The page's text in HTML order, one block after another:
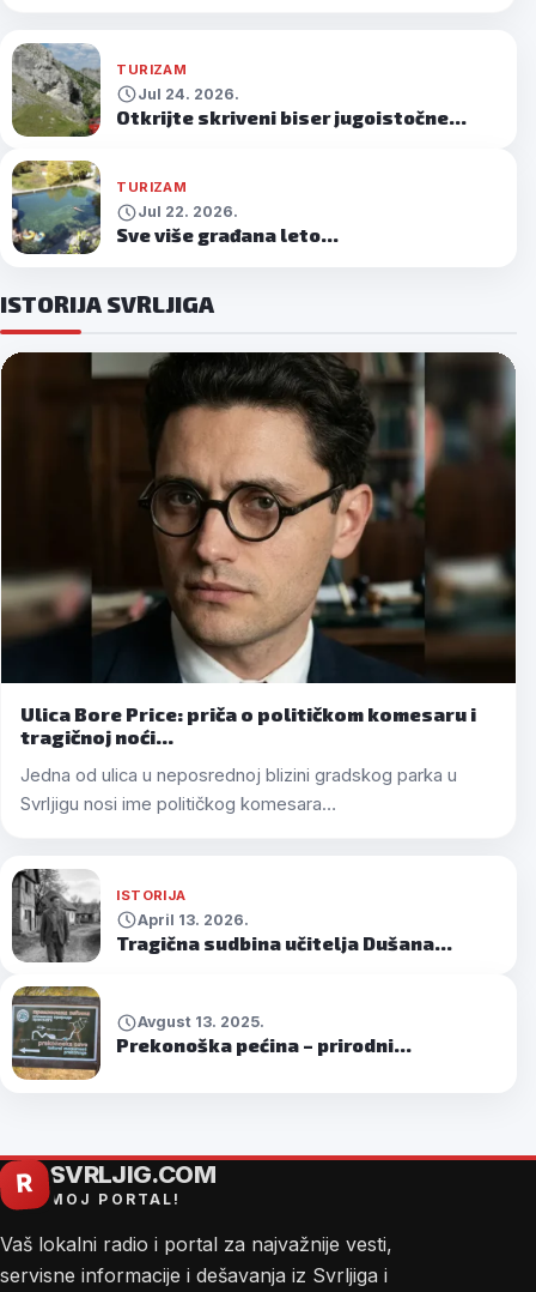
TURIZAM
Jul 24. 2026.
Otkrijte skriveni biser jugoistočne…
TURIZAM
Jul 22. 2026.
Sve više građana leto…
ISTORIJA SVRLJIGA
21.
Ulica Bore Price: priča o političkom komesaru i
tragičnoj noći…
Jedna od ulica u neposrednoj blizini gradskog parka u
Svrljigu nosi ime političkog komesara…
ISTORIJA
April 13. 2026.
Tragična sudbina učitelja Dušana…
Avgust 13. 2025.
Prekonoška pećina – prirodni…
R SVRLJIG.COM
MOJ PORTAL!
Vaš lokalni radio i portal za najvažnije vesti,
servisne informacije i dešavanja iz Svrljiga i